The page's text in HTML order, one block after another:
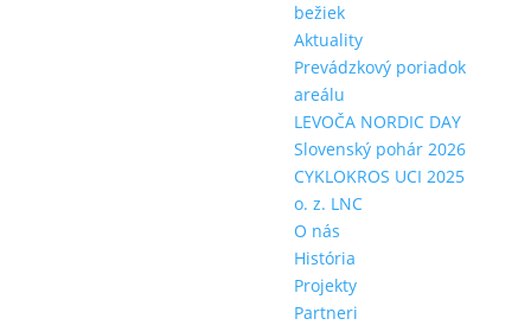
bežiek
Aktuality
Prevádzkový poriadok
areálu
LEVOČA NORDIC DAY
Slovenský pohár 2026
CYKLOKROS UCI 2025
o. z. LNC
O nás
História
Projekty
Partneri